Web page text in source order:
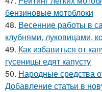
бензиновые мотоблоки
48. Весенние работы в
клубнями, луковицами,
49. Как избавиться от
гусеницы едят капусту
50. Народные средства
Добавление статьи в